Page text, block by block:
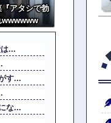
『アタシで勃
...
す...
な...